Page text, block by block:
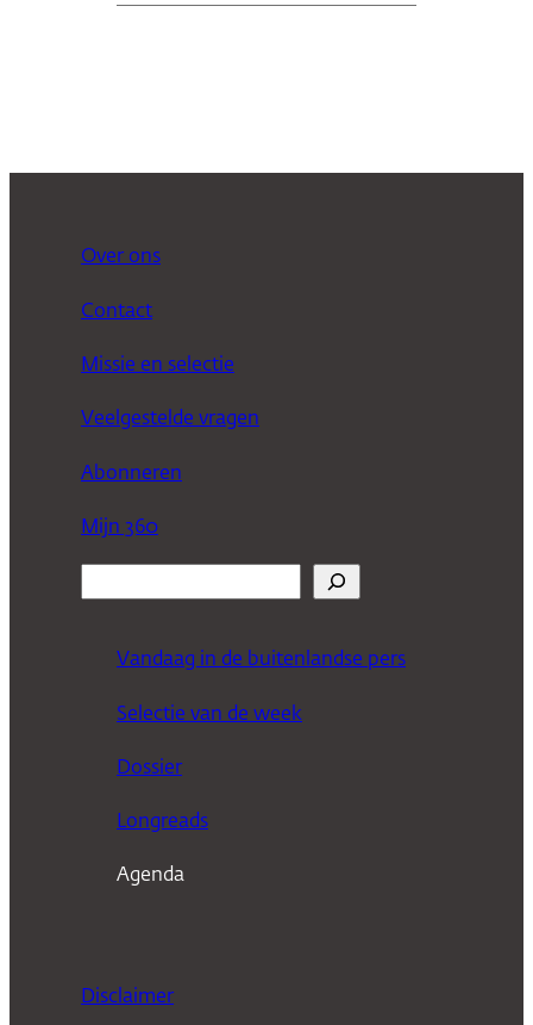
Over ons
Contact
Missie en selectie
Veelgestelde vragen
Abonneren
Mijn 360
Vandaag in de buitenlandse pers
Selectie van de week
Dossier
Longreads
Agenda
Disclaimer